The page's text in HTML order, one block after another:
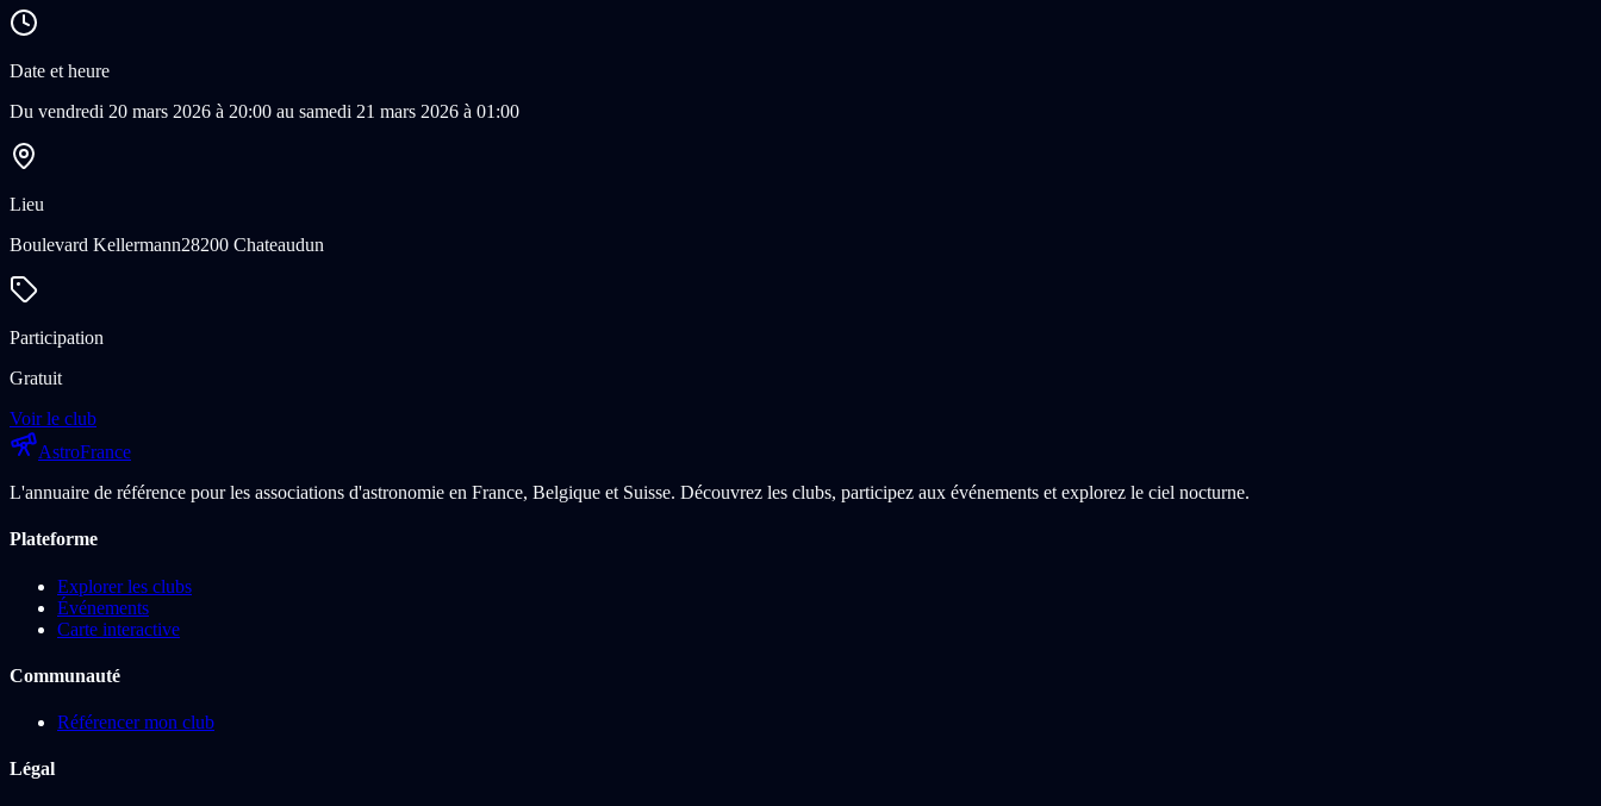
Date et heure
Du vendredi 20 mars 2026 à 20:00 au samedi 21 mars 2026 à 01:00
Lieu
Boulevard Kellermann28200 Chateaudun
Participation
Gratuit
Voir le club
AstroFrance
L'annuaire de référence pour les associations d'astronomie en France, Belgique et Suisse. Découvrez les clubs, participez aux événements et explorez le ciel nocturne.
Plateforme
Explorer les clubs
Événements
Carte interactive
Communauté
Référencer mon club
Légal